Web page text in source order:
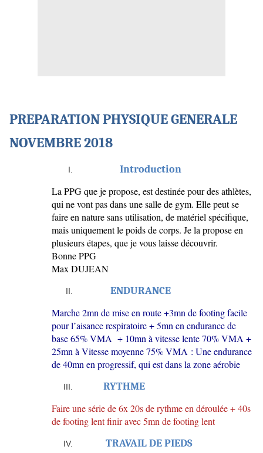
PREPARATION PHYSIQUE GENERALE
NOVEMBRE 2018
Introduction
La PPG que je propose, est destinée pour des athlètes,
qui ne vont pas dans une salle de gym. Elle peut se
faire en nature sans utilisation, de matériel spécifique,
mais uniquement le poids de corps. Je la propose en
plusieurs étapes, que je vous laisse découvrir.
Bonne PPG
Max DUJEAN
ENDURANCE
Marche 2mn de mise en route +3mn de footing facile
pour l’aisance respiratoire + 5mn en endurance de
base 65% VMA + 10mn à vitesse lente 70% VMA +
25mn à Vitesse moyenne 75% VMA : Une endurance
de 40mn en progressif, qui est dans la zone aérobie
RYTHME
Faire une série de 6x 20s de rythme en déroulée + 40s
de footing lent finir avec 5mn de footing lent
TRAVAIL DE PIEDS